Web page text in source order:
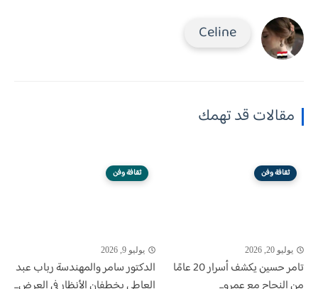
Celine
مقالات قد تهمك
ثقافة وفن
يوليو 20, 2026
تامر حسين يكشف أسرار 20 عامًا
ثقافة وفن
يوليو 9, 2026
الدكتور سامر والمهندسة رباب عبد